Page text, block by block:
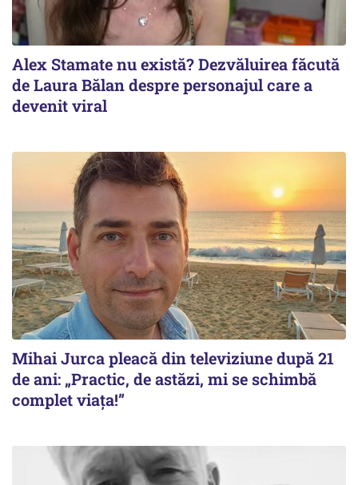
Alex Stamate nu există? Dezvăluirea făcută
de Laura Bălan despre personajul care a
devenit viral
Mihai Jurca pleacă din televiziune după 21
de ani: „Practic, de astăzi, mi se schimbă
complet viața!”